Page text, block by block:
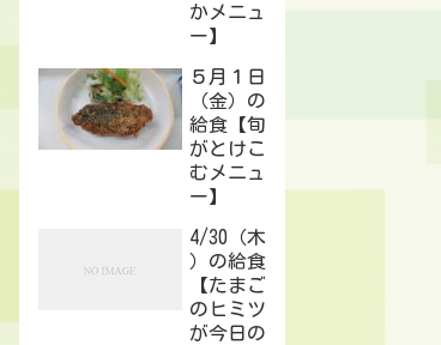
かメニュ
ー】
５月１日
（金）の
給食【旬
がとけこ
むメニュ
ー】
4/30（木
）の給食
【たまご
のヒミツ
が今日の